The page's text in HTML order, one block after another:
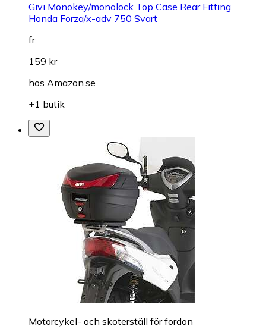
Givi Monokey/monolock Top Case Rear Fitting
Honda Forza/x-adv 750 Svart
fr.
159 kr
hos Amazon.se
+1 butik
Motorcykel- och skoterställ för fordon